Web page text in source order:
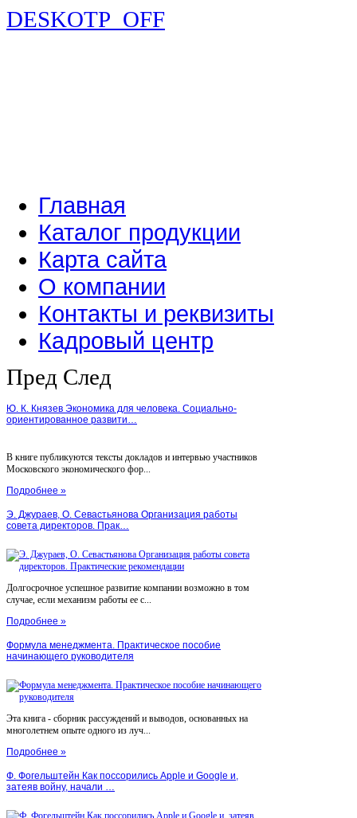
DESKOTP_OFF
Главная
Каталог продукции
Карта сайта
О компании
Контакты и реквизиты
Кадровый центр
Пред След
Ю. К. Князев Экономика для человека. Социально-
ориентированное развити…
В книге публикуются тексты докладов и интервью участников
Московского экономического фор...
Подробнее »
Э. Джураев, О. Севастьянова Организация работы
совета директоров. Прак…
Долгосрочное успешное развитие компании возможно в том
случае, если механизм работы ее с...
Подробнее »
Формула менеджмента. Практическое пособие
начинающего руководителя
Эта книга - сборник рассуждений и выводов, основанных на
многолетнем опыте одного из луч...
Подробнее »
Ф. Фогельштейн Как поссорились Apple и Google и,
затеяв войну, начали …